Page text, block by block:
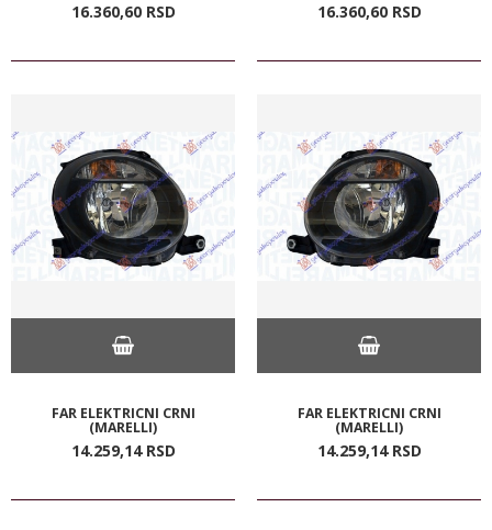
16.360,60 RSD 16.360,60 RSD
FAR ELEKTRICNI CRNI
(MARELLI)
14.259,14 RSD
FAR ELEKTRICNI CRNI
(MARELLI)
14.259,14 RSD